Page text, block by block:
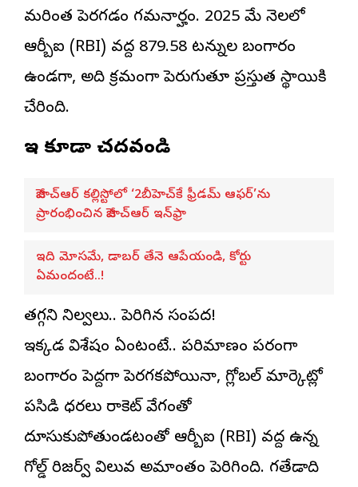
మరింత పెరగడం గమనార్హం. 2025 మే నెలలో
ఆర్బీఐ (RBI) వద్ద 879.58 టన్నుల బంగారం
ఉండగా, అది క్రమంగా పెరుగుతూ ప్రస్తుత స్థాయికి
చేరింది.
ఇవి కూడా చదవండి
జీహెచ్ఆర్ కల్లిస్టోలో ‘2బీహెచ్‌కే ఫ్రీడమ్ ఆఫర్’ను
ప్రారంభించిన జీహెచ్ఆర్ ఇన్‌ఫ్రా
ఇది మోసమే, డాబర్‌ తేనె ఆపేయండి, కోర్టు
ఏమందంటే..!
తగ్గని నిల్వలు.. పెరిగిన సంపద!
ఇక్కడ విశేషం ఏంటంటే.. పరిమాణం పరంగా
బంగారం పెద్దగా పెరగకపోయినా, గ్లోబల్ మార్కెట్లో
పసిడి ధరలు రాకెట్ వేగంతో
దూసుకుపోతుండటంతో ఆర్బీఐ (RBI) వద్ద ఉన్న
గోల్డ్ రిజర్వ్ విలువ అమాంతం పెరిగింది. గతేడాది